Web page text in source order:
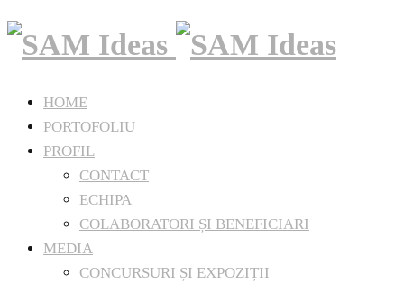
HOME
PORTOFOLIU
PROFIL
CONTACT
ECHIPA
COLABORATORI ȘI BENEFICIARI
MEDIA
CONCURSURI ȘI EXPOZIȚII